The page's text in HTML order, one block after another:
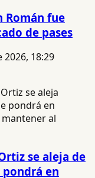
Román fue
de pases
2026, 18:29
se aleja de
pondrá en